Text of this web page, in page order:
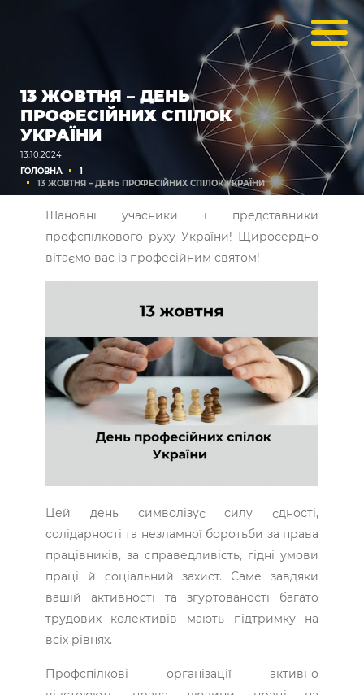
13 ЖОВТНЯ – ДЕНЬ
ПРОФЕСІЙНИХ СПІЛОК
УКРАЇНИ
13.10.2024
ГОЛОВНА
1
13 ЖОВТНЯ – ДЕНЬ ПРОФЕСІЙНИХ СПІЛОК УКРАЇНИ
Шановні учасники і представники
профспілкового руху України! Щиросердно
вітаємо вас із професійним святом!
Цей день символізує силу єдності,
солідарності та незламної боротьби за права
працівників, за справедливість, гідні умови
праці й соціальний захист. Саме завдяки
вашій активності та згуртованості багато
трудових колективів мають підтримку на
всіх рівнях.
Профспілкові організації активно